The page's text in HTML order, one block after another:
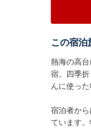
この宿泊
熱海の高
宿。四季
んに使っ
宿泊者か
ています